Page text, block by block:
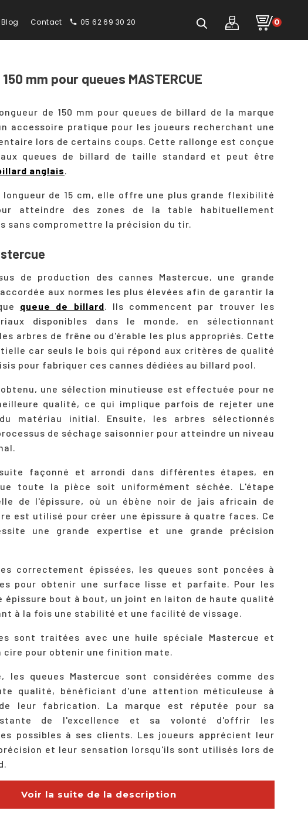
0
Blog Contact phone 05 62 69 30 20
mm pour queues MASTERCUE
de 150 mm pour queues de billard de la marque
accessoire pratique pour les joueurs recherchant une
lors de certains coups. Cette rallonge est conçue
aux queues de billard de taille standard et peut être
anglais.
longueur de 15 cm, elle offre une plus grande flexibilité
atteindre des zones de la table habituellement
sans compromettre la précision du tir.
de production des cannes Mastercue, une grande
aux normes les plus élevées afin de garantir la
queue de billard. Ils commencent par trouver les
disponibles dans le monde, en sélectionnant
arbres de frêne ou d'érable les plus appropriés. Cette
car seuls le bois qui répond aux critères de qualité
pour fabriquer ces cannes dédiées au billard pool.
une sélection minutieuse est effectuée pour ne
qualité, ce qui implique parfois de rejeter une
matériau initial. Ensuite, les arbres sélectionnés
de séchage saisonnier pour atteindre un niveau
façonné et arrondi dans différentes étapes, en
toute la pièce soit uniformément séchée. L'étape
de l'épissure, où un ébène noir de jais africain de
est utilisé pour créer une épissure à quatre faces. Ce
une grande expertise et une grande précision
correctement épissées, les queues sont poncées à
pour obtenir une surface lisse et parfaite. Pour les
épissure bout à bout, un joint en laiton de haute qualité
à la fois une stabilité et une facilité de vissage.
sont traitées avec une huile spéciale Mastercue et
cire pour obtenir une finition mate.
les queues Mastercue sont considérées comme des
qualité, bénéficiant d'une attention méticuleuse à
leur fabrication. La marque est réputée pour sa
de l'excellence et sa volonté d'offrir les
possibles à ses clients. Les joueurs apprécient leur
et leur sensation lorsqu'ils sont utilisés lors de
Voir la suite de la description